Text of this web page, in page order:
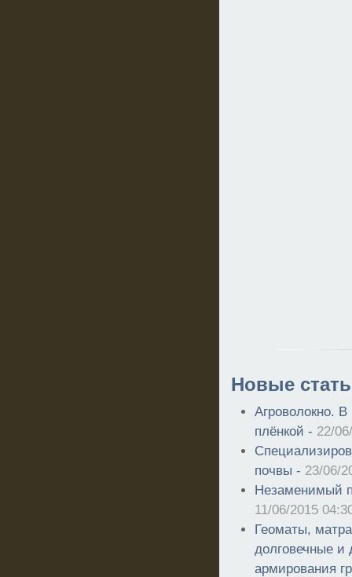
Новые
Агроволокно.
плёнкой - 22/
почвы - 23/06/
Незаменимый
11/06/2015
Геоматы,
долговечные
армирования